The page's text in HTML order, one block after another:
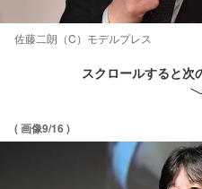
佐藤二朗（C）モデルプレス
スクロールすると次
( 画像9/16 )